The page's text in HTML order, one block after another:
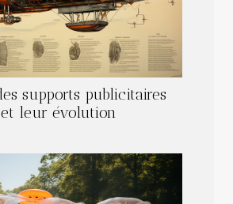
supports publicitaires
et leur évolution